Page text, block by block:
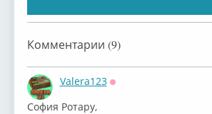
Комментарии (9)
Valera123
София Ротару,